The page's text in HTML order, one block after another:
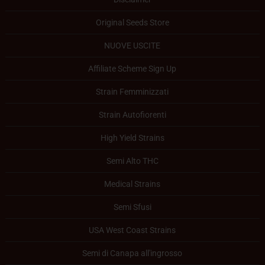
Original Seeds Store
NUOVE USCITE
Affiliate Scheme Sign Up
Strain Femminizzati
Strain Autofiorenti
High Yield Strains
Semi Alto THC
Medical Strains
Semi Sfusi
USA West Coast Strains
Semi di Canapa all'ingrosso